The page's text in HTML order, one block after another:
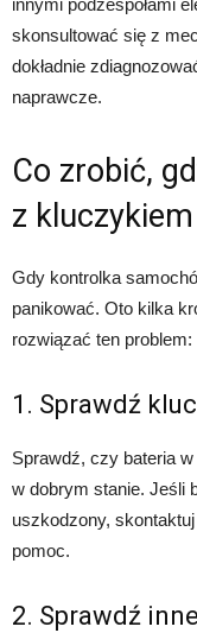
innymi podzespołami
skonsultować się z
dokładnie
naprawcze.
Co zrobić,
z
Gdy kontrolka
panikować. Oto kilka
rozwiązać ten problem:
1. Sprawdź
Sprawdź, czy bateria
w dobrym stanie. Jeśli
uszkodzony,
pomoc.
2. Sprawdź